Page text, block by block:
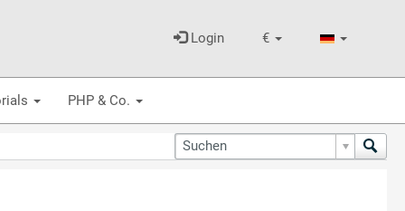
€
Login
PHP & Co.